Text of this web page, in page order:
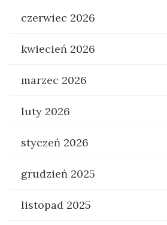
czerwiec 2026
kwiecień 2026
marzec 2026
luty 2026
styczeń 2026
grudzień 2025
listopad 2025